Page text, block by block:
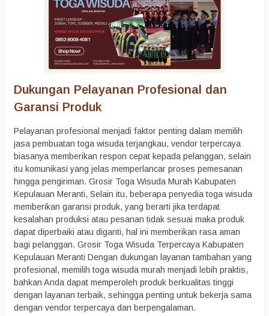
Dukungan Pelayanan Profesional dan
Garansi Produk
Pelayanan profesional menjadi faktor penting dalam memilih
jasa pembuatan toga wisuda terjangkau, vendor terpercaya
biasanya memberikan respon cepat kepada pelanggan, selain
itu komunikasi yang jelas memperlancar proses pemesanan
hingga pengiriman. Grosir Toga Wisuda Murah Kabupaten
Kepulauan Meranti, Selain itu, beberapa penyedia toga wisuda
memberikan garansi produk, yang berarti jika terdapat
kesalahan produksi atau pesanan tidak sesuai maka produk
dapat diperbaiki atau diganti, hal ini memberikan rasa aman
bagi pelanggan. Grosir Toga Wisuda Terpercaya Kabupaten
Kepulauan Meranti Dengan dukungan layanan tambahan yang
profesional, memilih toga wisuda murah menjadi lebih praktis,
bahkan Anda dapat memperoleh produk berkualitas tinggi
dengan layanan terbaik, sehingga penting untuk bekerja sama
dengan vendor terpercaya dan berpengalaman.